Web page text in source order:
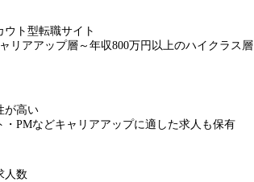
ウト型転職サイト
リアアップ層～年収800万円以上のハイクラス層
が高い
・PMなどキャリアアップに適した求人も保有
人数